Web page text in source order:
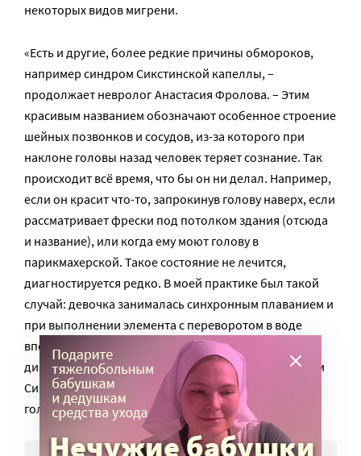
некоторых видов мигрени.
«Есть и другие, более редкие причины обмороков,
например синдром Сикстинской капеллы, –
продолжает невролог Анастасия Фролова. – Этим
красивым названием обозначают особенное строение
шейных позвонков и сосудов, из-за которого при
наклоне головы назад человек теряет сознание. Так
происходит всё время, что бы он ни делал. Например,
если он красит что-то, запрокинув голову наверх, если
рассматривает фрески под потолком здания (отсюда
и название), или когда ему моют голову в
парикмахерской. Такое состояние не лечится,
диагностируется редко. В моей практике был такой
случай: девочка занималась синхронным плаванием и
при выполнении элемента с переворотом в воде
впервые потеряла сознание. Ее успели спасти. При
диагностике выяснилось, что у нее как раз «синдром
Сикстинской капеллы», и при запрокидывании
головы она теряет сознание».